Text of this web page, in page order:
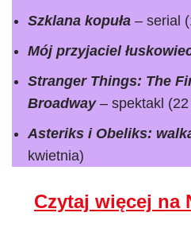
Szklana kopuła – serial
Mój przyjaciel
Stranger Things: The
Broadway – spektakl
Asteriks i Obeliks:
kwietnia)
Czytaj więcej na